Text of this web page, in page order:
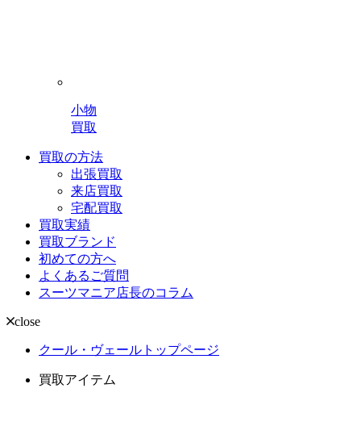
小物
買取
買取の方法
出張買取
来店買取
宅配買取
買取実績
買取ブランド
初めての方へ
よくあるご質問
スーツマニア店長のコラム
close
クール・ヴェールトップページ
買取アイテム